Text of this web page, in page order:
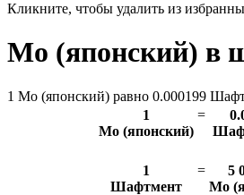
Кликните, чтобы удалить из
Мо (японский) в
1 Мо (японский) равно 0.000199
1
Мо (японский)
=
1
Шафтмент
=
5
Мо